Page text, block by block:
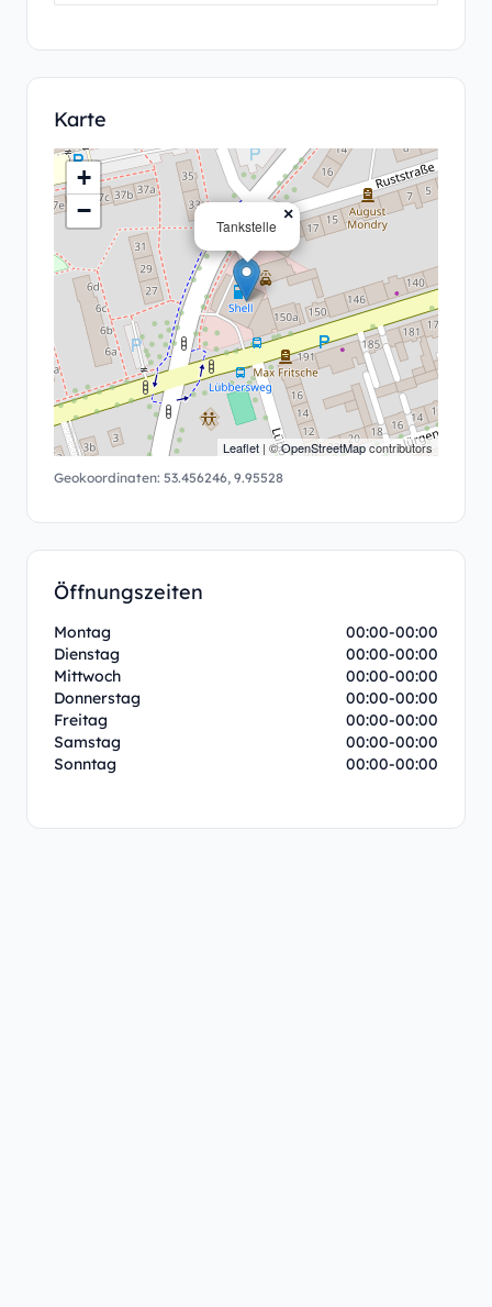
Karte
Tankstelle
×
+
−
Leaflet | ©OpenStreetMapcontributors
Geokoordinaten: 53.456246, 9.95528
Öffnungszeiten
Montag
00:00-00:00
Dienstag
00:00-00:00
Mittwoch
00:00-00:00
Donnerstag
00:00-00:00
Freitag
00:00-00:00
Samstag
00:00-00:00
Sonntag
00:00-00:00